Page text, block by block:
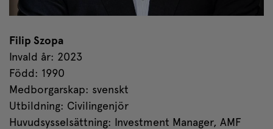
Filip Szopa
Invald år: 2023
Född: 1990
Medborgarskap: svenskt
Utbildning: Civilingenjör
Huvudsysselsättning: Investment Manager, AMF